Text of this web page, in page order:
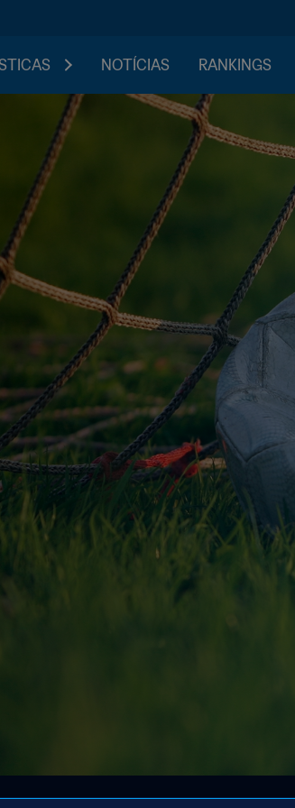
NOTÍCIAS RANKINGS